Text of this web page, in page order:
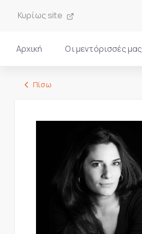
Κυρίως site
Αρχική Οι μεντόρισσές μας
Πίσω